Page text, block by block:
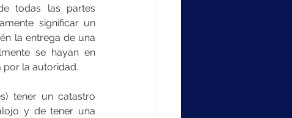
todas las partes
significar un
la entrega de una
se hayan en
por la autoridad.
tener un catastro
y de tener una